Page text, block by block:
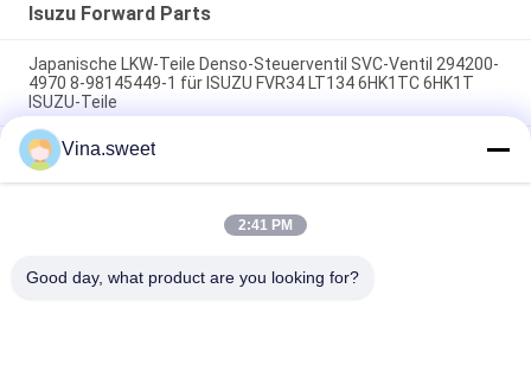
Isuzu Forward Parts
Japanische LKW-Teile Denso-Steuerventil SVC-Ventil 294200-
4970 8-98145449-1 für ISUZU FVR34 LT134 6HK1TC 6HK1T
ISUZU-Teile
70-mm-Kupplungsverstärker 1-31800364-0 642-09008 642-
09003 Verwendung der Marke SORL für japanische LKW ISUZU
FVR 6HK1 Isuzu-LKW-Teile
Turbolader 8-97604975-9 GT4082KLNV Verwendung für
Vina.sweet
2:41 PM
Good day, what product are you looking for?